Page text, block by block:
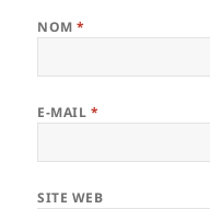
NOM*
E-MAIL *
SITE WEB